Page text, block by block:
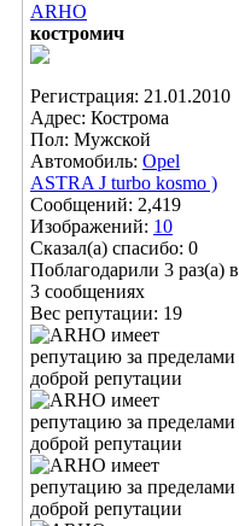
ARHO
костромич
Регистрация: 21.01.2010
Адрес: Кострома
Пол: Мужской
Автомобиль: Opel
ASTRA J turbo kosmo )
Сообщений: 2,419
Изображений: 10
Сказал(а) спасибо: 0
Поблагодарили 3 раз(а) в
3 сообщениях
Вес репутации: 19